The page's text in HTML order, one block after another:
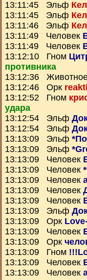
13:11:45 Эльф
13:11:45 Эльф
13:11:46 Эльф
13:11:49 Человек
13:11:49 Человек
13:12:10 Гном
противника
13:12:36
13:12:46 Орк
13:12:52 Гном
удара
13:12:54 Эльф
13:12:54 Эльф
13:13:09 Эльф
13:13:09 Эльф
13:13:09 Человек
13:13:09 Человек
13:13:09 Человек
13:13:09 Человек
13:13:09 Человек
13:13:09 Эльф
13:13:09 Орк
13:13:09 Человек
13:13:09 Орк
13:13:09 Гном
13:13:09 Человек
13:13:09 Человек